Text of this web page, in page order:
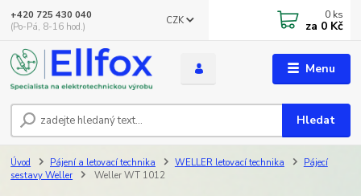
Menu
CZK
Hledat
+420 725 430 040
(Po-Pá, 8-16 hod.)
0 ks
za 0 Kč
Úvod Pájení a letovací technika WELLER letovací technika
Pájecí
sestavy Weller
Weller WT 1012